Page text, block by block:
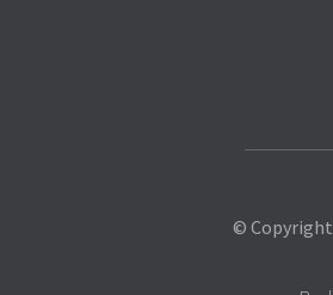
© Copyright